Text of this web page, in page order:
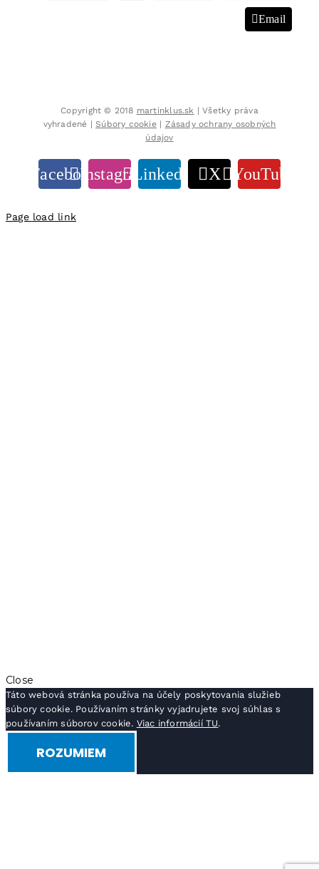
Email
Copyright © 2018 martinklus.sk | Všetky práva
vyhradené |Súbory cookie| Zásady ochrany osobných
údajov
FacebookInstagramLinkedIn X YouTube
Page load link
Close
Táto webová stránka používa na účely poskytovania služieb
súbory cookie. Používaním stránky vyjadrujete svoj súhlas s
používaním súborov cookie. Viac informácií TU.
ROZUMIEM